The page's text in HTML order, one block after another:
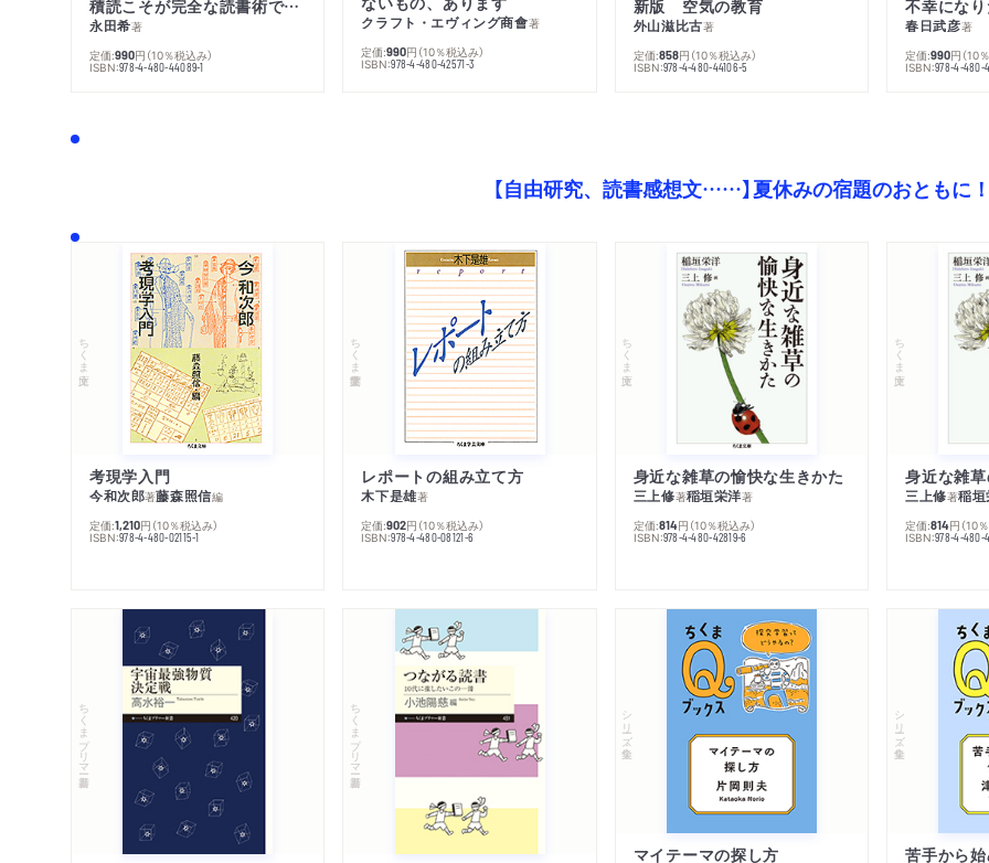
積読こそが完全な読書術である
永田希著
定価:990円 （10％税込み）
ISBN:978-4-480-44089-1
クラフト・エヴィング商會著
定価:990円 （10％税込み）
ISBN:978-4-480-42571-3
新版 空気の教育
外山滋比古著
定価:858円 （10％税込み）
ISBN:978-4-480-44106-5
春日武彦著
定価:990円 （10
ISBN:978-4-480-
【自由研究、読書感想文……】夏休みの宿題のおともに！
ちくま文庫
考現学入門
今和次郎著藤森照信編
定価:1,210円 （10％税込み）
ISBN:978-4-480-02115-1
ちくま学芸文庫
レポートの組み立て方
木下是雄著
定価:902円 （10％税込み）
ISBN:978-4-480-08121-6
ちくま文庫
身近な雑草の愉快な生きかた
三上修著稲垣栄洋著
定価:814円 （10％税込み）
ISBN:978-4-480-42819-6
ちくま文庫
身近な雑
三上修著稲
定価:814円 （10
ISBN:978-4-480-
ちくまプリマー新書 ちくまプリマー新書 シリーズ・全集
マイテーマの探し方
シリーズ・全集
苦手から